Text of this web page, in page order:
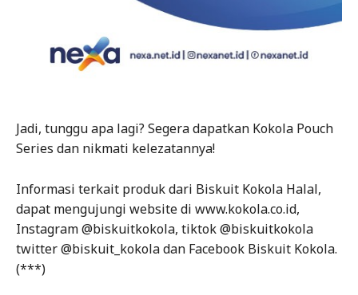
Jadi, tunggu apa lagi? Segera dapatkan Kokola Pouch
Series dan nikmati kelezatannya!
Informasi terkait produk dari Biskuit Kokola Halal,
dapat mengujungi website di www.kokola.co.id,
Instagram @biskuitkokola, tiktok @biskuitkokola
twitter @biskuit_kokola dan Facebook Biskuit Kokola.
(***)